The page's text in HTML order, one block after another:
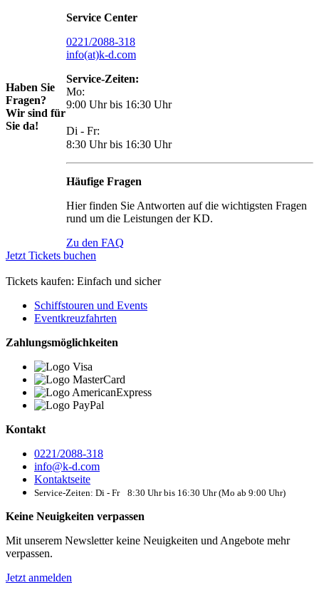
Haben Sie
Fragen?
Wir sind für
Sie da!
Service Center
0221/2088-318
info(at)k-d.com
Service-Zeiten:
Mo:
9:00 Uhr bis 16:30 Uhr
Di - Fr:
8:30 Uhr bis 16:30 Uhr
Häufige Fragen
Hier finden Sie Antworten auf die wichtigsten Fragen
rund um die Leistungen der KD.
Zu den FAQ
Jetzt Tickets buchen
Tickets kaufen: Einfach und sicher
Schiffstouren und Events
Eventkreuzfahrten
Zahlungsmöglichkeiten
Kontakt
0221/2088-318
info@k-d.com
Kontaktseite
Service-Zeiten: Di - Fr 8:30 Uhr bis 16:30 Uhr (Mo ab 9:00 Uhr)
Keine Neuigkeiten verpassen
Mit unserem Newsletter keine Neuigkeiten und Angebote mehr
verpassen.
Jetzt anmelden